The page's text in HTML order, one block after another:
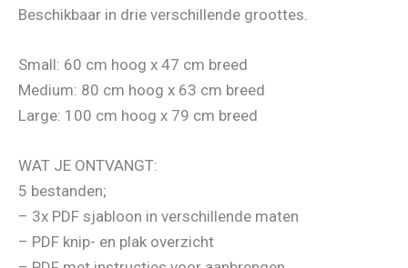
Beschikbaar in drie verschillende groottes.
Small: 60 cm hoog x 47 cm breed
Medium: 80 cm hoog x 63 cm breed
Large: 100 cm hoog x 79 cm breed
WAT JE ONTVANGT:
5 bestanden;
– 3x PDF sjabloon in verschillende maten
– PDF knip- en plak overzicht